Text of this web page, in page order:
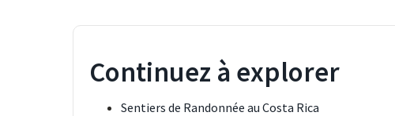
Continuez à explorer
Sentiers de Randonnée au Costa Rica